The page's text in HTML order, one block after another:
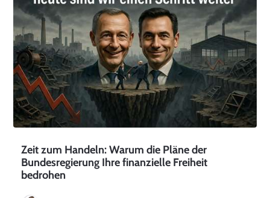
Zeit zum Handeln: Warum die Pläne der
Bundesregierung Ihre finanzielle Freiheit
bedrohen